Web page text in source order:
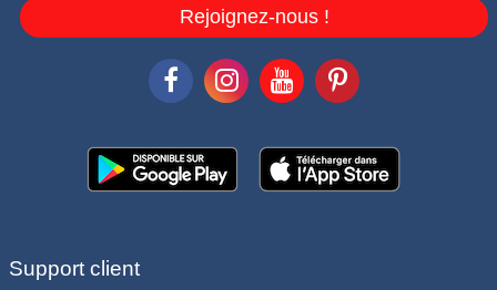
Rejoignez-nous !
Support client